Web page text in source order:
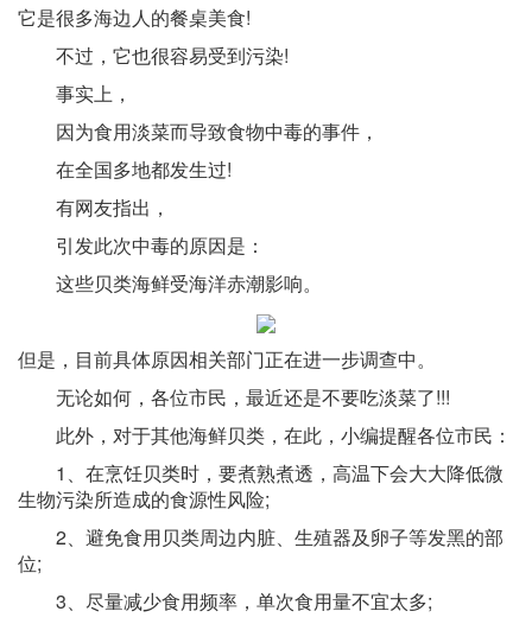
它是很多海边人的餐桌美食!
不过，它也很容易受到污染!
事实上，
因为食用淡菜而导致食物中毒的事件，
在全国多地都发生过!
有网友指出，
引发此次中毒的原因是：
这些贝类海鲜受海洋赤潮影响。
但是，目前具体原因相关部门正在进一步调查中。
无论如何，各位市民，最近还是不要吃淡菜了!!!
此外，对于其他海鲜贝类，在此，小编提醒各位市民：
1、在烹饪贝类时，要煮熟煮透，高温下会大大降低微
生物污染所造成的食源性风险;
2、避免食用贝类周边内脏、生殖器及卵子等发黑的部
位;
3、尽量减少食用频率，单次食用量不宜太多;